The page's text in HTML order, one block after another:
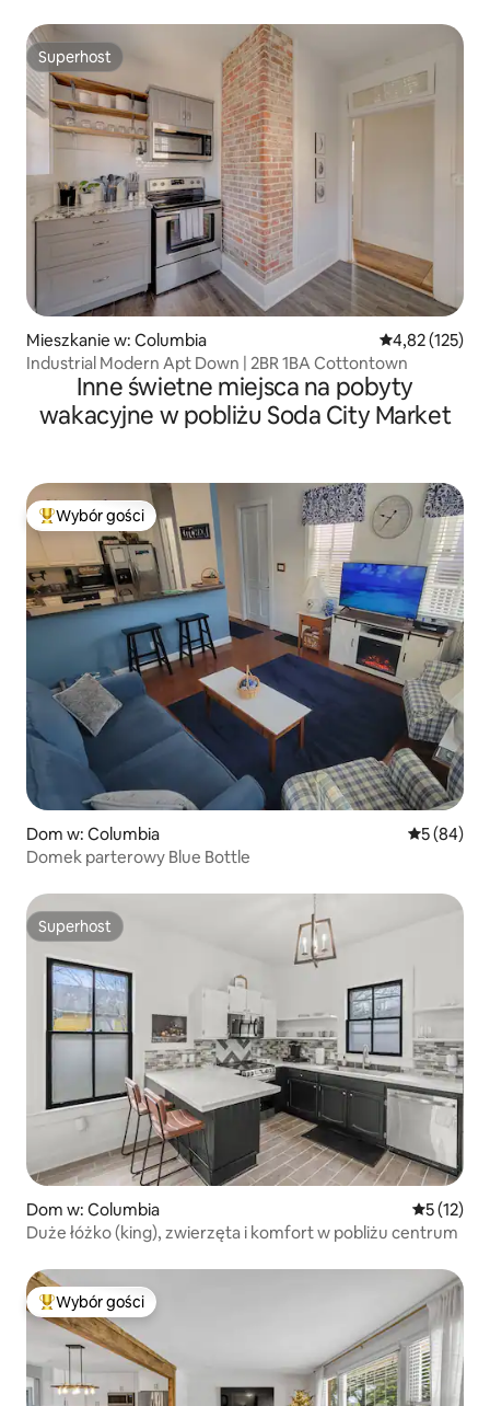
Superhost
Superhost
Mieszkanie w: Columbia Średnia
4,82 (125)
Industrial Modern Apt Down | 2BR 1BA Cottontown
Inne świetne miejsca na pobyty
wakacyjne w pobliżu Soda City Market
Najpopularniejsze z kategorii Wybór gości
Wybór gości
Dom w: Columbia Średnia
5 (84)
Domek parterowy Blue Bottle
Superhost
Superhost
Dom w: Columbia Średnia
5 (12)
Duże łóżko (king), zwierzęta i komfort w pobliżu centrum
Najpopularniejsze z kategorii Wybór gości
Wybór gości